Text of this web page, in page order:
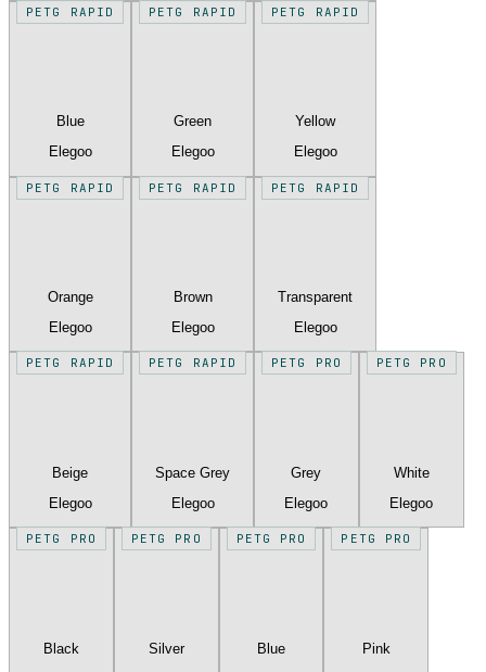
PETG RAPID
Blue
Elegoo
PETG RAPID
Green
Elegoo
PETG RAPID
Yellow
Elegoo
PETG RAPID
Orange
Elegoo
PETG RAPID
Brown
Elegoo
PETG RAPID
Transparent
Elegoo
PETG RAPID
Beige
Elegoo
PETG RAPID
Space Grey
Elegoo
PETG PRO
Grey
Elegoo
PETG PRO
White
Elegoo
PETG PRO
Black
PETG PRO
Silver
PETG PRO
Blue
PETG PRO
Pink